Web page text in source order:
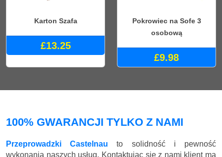
Karton Szafa
£13.25
Pokrowiec na Sofe 3
osobową
£9.98
100% GWARANCJI TYLKO Z NAMI
Przeprowadzki Castelnau to solidność i pewność
wykonania naszych usług. Kontaktując się z nami klient ma